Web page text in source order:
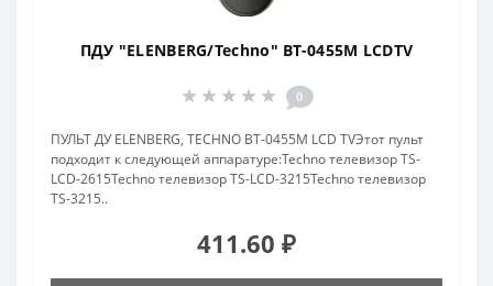
ПДУ "ELENBERG/Techno" BT-0455M LCDTV
0
ПУЛЬТ ДУ ELENBERG, TECHNO BT-0455M LCD TVЭтот пульт
подходит к следующей аппаратуре:Techno телевизор TS-
LCD-2615Techno телевизор TS-LCD-3215Techno телевизор
TS-3215..
411.60 ₽